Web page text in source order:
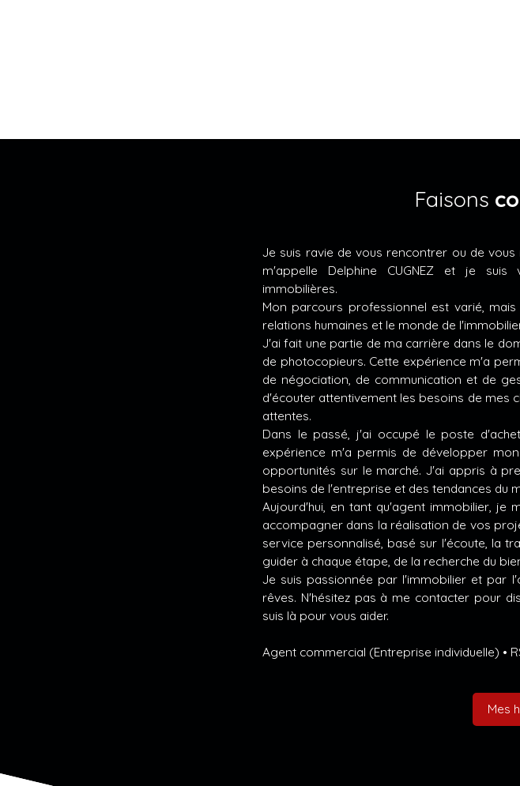
Faisons
Je suis ravie de vous rencontrer ou de
m'appelle Delphine CUGNEZ et je
immobilières.
Mon parcours professionnel est varié,
relations humaines et le monde de
J'ai fait une partie de ma carrière dans le
de photocopieurs. Cette expérience m'a
de négociation, de communication et de
d'écouter attentivement les besoins de mes
attentes.
Dans le passé, j'ai occupé le poste
expérience m'a permis de développer
opportunités sur le marché. J'ai appris à
besoins de l'entreprise et des tendances du
Aujourd'hui, en tant qu'agent immobilier,
accompagner dans la réalisation de vos
service personnalisé, basé sur l'écoute, la
guider à chaque étape, de la recherche du
Je suis passionnée par l'immobilier et par
rêves. N'hésitez pas à me contacter pour
suis là pour vous aider.
Agent commercial (Entreprise individuelle) •
Mes